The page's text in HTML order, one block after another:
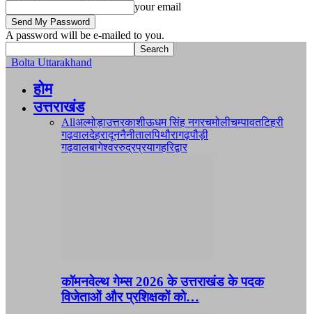
your email
A password will be e-mailed to you.
Bolta Uttarakhand
होम
उत्तराखंड
Allअल्मोड़ाउत्तरकाशीऊधम सिंह नगरचमोलीचम्पावतटिहरी
गढ़वालदेहरादूननैनीतालपिथौरागढ़पौड़ी
गढ़वालबागेश्वररुद्रप्रयागहरिद्वार
कॉमनवेल्थ गेम्स 2026 के उत्तराखंड के पदक
विजेताओं और प्रशिक्षकों को…